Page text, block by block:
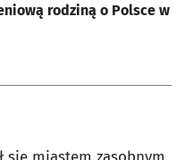
rodziną o Polsce w